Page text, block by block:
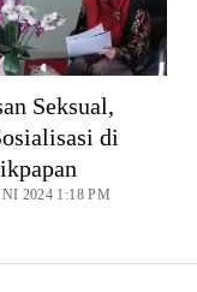
Seksual,
di
2024 1:18 PM